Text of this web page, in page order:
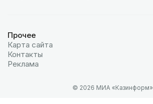
Прочее
Карта сайта
Контакты
Реклама
© 2026 МИА «Казинформ»